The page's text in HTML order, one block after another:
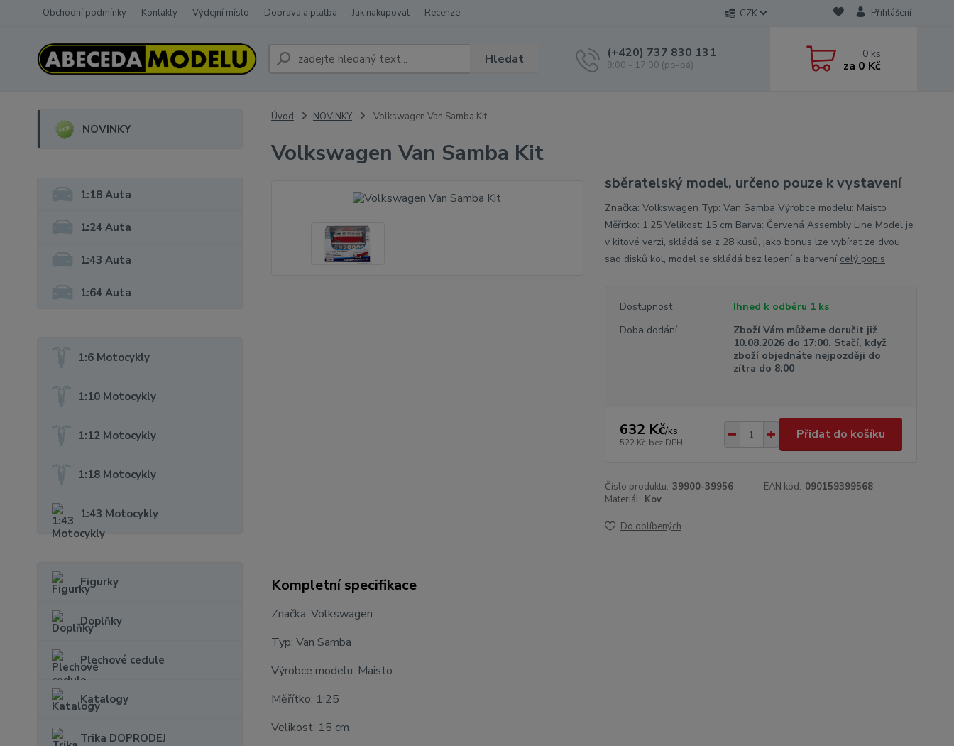
Obchodní podmínky Kontakty Výdejní místo Doprava a platba Jak nakupovat Recenze CZK Přihlášení
Hledat (+420) 737 830 131
9:00 - 17:00 (po-pá)
0 ks
za 0 Kč
NOVINKY
1:18 Auta
1:24 Auta
1:43 Auta
1:64 Auta
1:6 Motocykly
1:10 Motocykly
1:12 Motocykly
1:18 Motocykly
1:43 Motocykly
Figurky
Doplňky
Plechové cedule
Katalogy
Trika DOPRODEJ
Úvod NOVINKY Volkswagen Van Samba Kit
Volkswagen Van Samba Kit
sběratelský model, určeno pouze k vystavení
Značka: Volkswagen Typ: Van Samba Výrobce modelu: Maisto
Měřítko: 1:25 Velikost: 15 cm Barva: Červená Assembly Line Model je
v kitové verzi, skládá se z 28 kusů, jako bonus lze vybírat ze dvou
sad disků kol, model se skládá bez lepení a barvení celý popis
Dostupnost
Ihned k odběru 1 ks
Doba dodání
Zboží Vám můžeme doručit již
10.08.2026 do 17:00. Stačí, když
zboží objednáte nejpozději do
zítra do 8:00
632 Kč/ks
522 Kč bez DPH
Přidat do košíku
Číslo produktu: 39900-39956 EAN kód: 090159399568
Materiál: Kov
Do oblíbených
Kompletní specifikace
Značka: Volkswagen
Typ: Van Samba
Výrobce modelu: Maisto
Měřítko: 1:25
Velikost: 15 cm